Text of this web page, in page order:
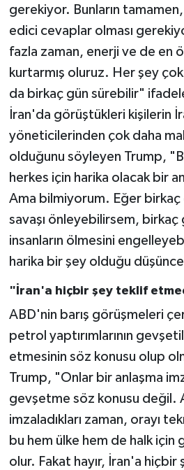
gerekiyor. Bunların
edici cevaplar olması
fazla zaman, enerji ve de en
kurtarmış oluruz. Her şey çok
da birkaç gün sürebilir"
İran'da görüştükleri kişilerin
yöneticilerinden çok daha
olduğunu söyleyen Trump,
herkes için harika olacak bir
Ama bilmiyorum. Eğer
savaşı önleyebilirsem,
insanların ölmesini
harika bir şey olduğu
"İran'a hiçbir şey teklif
ABD'nin barış görüşmeleri
petrol yaptırımlarının
etmesinin söz konusu olup
Trump, "Onlar bir anlaşma
gevşetme söz konusu değil.
imzaladıkları zaman, orayı
bu hem ülke hem de halk
olur. Fakat hayır, İran'a